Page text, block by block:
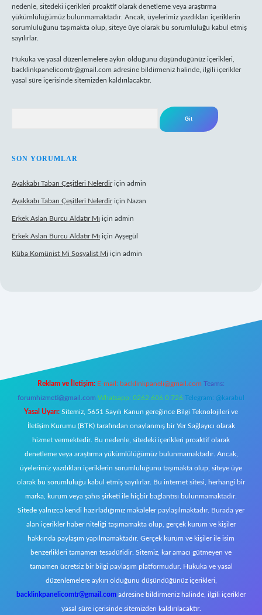
nedenle, sitedeki içerikleri proaktif olarak denetleme veya araştırma
yükümlülüğümüz bulunmamaktadır. Ancak, üyelerimiz yazdıkları içeriklerin
sorumluluğunu taşımakta olup, siteye üye olarak bu sorumluluğu kabul etmiş
sayılırlar.
Hukuka ve yasal düzenlemelere aykırı olduğunu düşündüğünüz içerikleri,
backlinkpanelicomtr@gmail.com adresine bildirmeniz halinde, ilgili içerikler
yasal süre içerisinde sitemizden kaldırılacaktır.
SON YORUMLAR
Ayakkabı Taban Çeşitleri Nelerdiriçin admin
Ayakkabı Taban Çeşitleri Nelerdiriçin Nazan
Erkek Aslan Burcu Aldatır Mı için admin
Erkek Aslan Burcu Aldatır Mı için Ayşegül
Küba Komünist Mi Sosyalist Mi için admin
Reklam ve İletişim: E-mail: backlinkpaneli@gmail.com Teams:
forumhizmeti@gmail.com Whatsapp: 0262 606 0 726 Telegram: @karabul
Yasal Uyarı: Sitemiz, 5651 Sayılı Kanun gereğince Bilgi Teknolojileri ve
İletişim Kurumu (BTK) tarafından onaylanmış bir Yer Sağlayıcı olarak
hizmet vermektedir. Bu nedenle, sitedeki içerikleri proaktif olarak
denetleme veya araştırma yükümlülüğümüz bulunmamaktadır. Ancak,
üyelerimiz yazdıkları içeriklerin sorumluluğunu taşımakta olup, siteye üye
olarak bu sorumluluğu kabul etmiş sayılırlar. Bu internet sitesi, herhangi bir
marka, kurum veya şahıs şirketi ile hiçbir bağlantısı bulunmamaktadır.
Sitede yalnızca kendi hazırladığımız makaleler paylaşılmaktadır. Burada yer
alan içerikler haber niteliği taşımamakta olup, gerçek kurum ve kişiler
hakkında paylaşım yapılmamaktadır. Gerçek kurum ve kişiler ile isim
benzerlikleri tamamen tesadüfidir. Sitemiz, kar amacı gütmeyen ve
tamamen ücretsiz bir bilgi paylaşım platformudur. Hukuka ve yasal
düzenlemelere aykırı olduğunu düşündüğünüz içerikleri,
backlinkpanelicomtr@gmail.com adresine bildirmeniz halinde, ilgili içerikler
yasal süre içerisinde sitemizden kaldırılacaktır.